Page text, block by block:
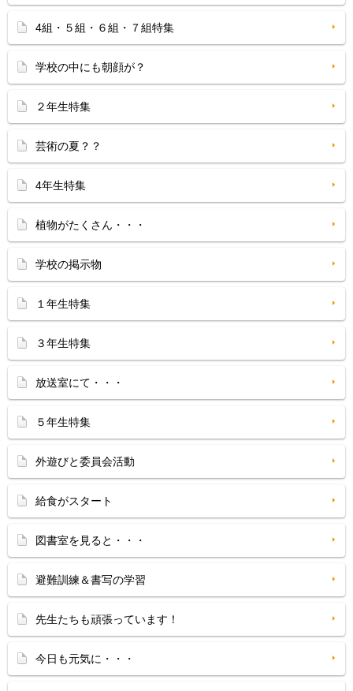
4組・５組・６組・７組特集
学校の中にも朝顔が？
２年生特集
芸術の夏？？
4年生特集
植物がたくさん・・・
学校の掲示物
１年生特集
３年生特集
放送室にて・・・
５年生特集
外遊びと委員会活動
給食がスタート
図書室を見ると・・・
避難訓練＆書写の学習
先生たちも頑張っています！
今日も元気に・・・